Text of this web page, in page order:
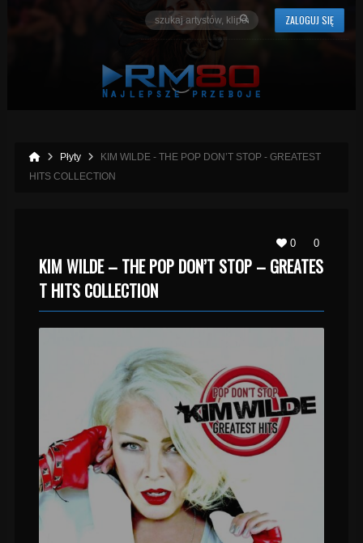
ZALOGUJ SIĘ
Płyty
KIM WILDE - THE POP DON’T STOP - GREATEST
HITS COLLECTION
0 0
KIM WILDE – THE POP DON’T STOP – GREATES
T HITS COLLECTION